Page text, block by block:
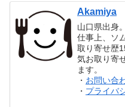
Akamiya
山口県出身
仕事上、ソ
取り寄せ歴
気お取り寄
ます。
・ お問い合
・ プライバ